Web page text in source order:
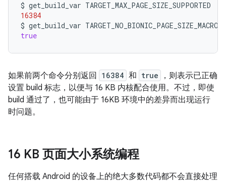
$ get_build_var
16384
$ get_build_var
true
如果前两个命令分别返回 16384 和 true
，则表示已正确
设置 build 标志，以便与 16 KB 内核配合使用。不过，即使
build 通过了，也可能由于 16KB 环境中的差异而出现运行
时问题。
16 KB 页面大小系统编程
任何搭载 Android 的设备上的绝大多数代码都不会直接处理